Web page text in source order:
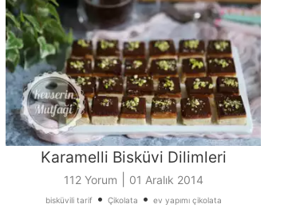
Karamelli Bisküvi Dilimleri
112 Yorum 01 Aralık 2014
bisküvili tarif• Çikolata • ev yapımı çikolata